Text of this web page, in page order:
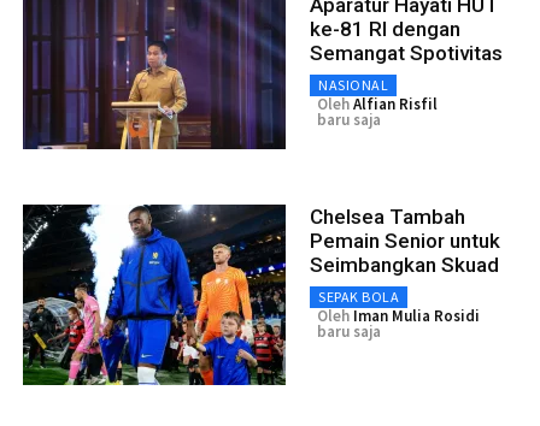
ke-81 RI dengan
Semangat Spotivitas
NASIONAL
OlehAlfian Risfil
baru saja
Chelsea Tambah
Pemain Senior untuk
Seimbangkan Skuad
SEPAK BOLA
Oleh Iman Mulia Rosidi
baru saja